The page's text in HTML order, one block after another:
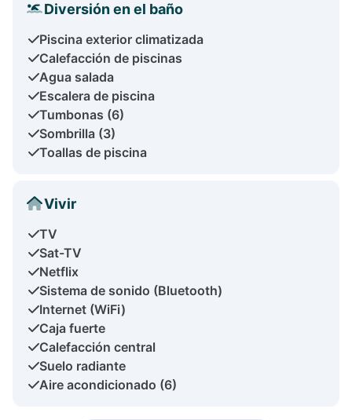
Diversión en el baño
Piscina exterior climatizada
Calefacción de piscinas
Agua salada
Escalera de piscina
Tumbonas (6)
Sombrilla (3)
Toallas de piscina
Vivir
TV
Sat-TV
Netflix
Sistema de sonido (Bluetooth)
Internet (WiFi)
Caja fuerte
Calefacción central
Suelo radiante
Aire acondicionado (6)